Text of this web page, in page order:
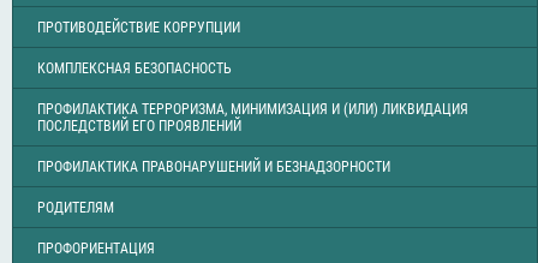
ПРОТИВОДЕЙСТВИЕ КОРРУПЦИИ
КОМПЛЕКСНАЯ БЕЗОПАСНОСТЬ
ПРОФИЛАКТИКА ТЕРРОРИЗМА, МИНИМИЗАЦИЯ И (ИЛИ) ЛИКВИДАЦИЯ
ПОСЛЕДСТВИЙ ЕГО ПРОЯВЛЕНИЙ
ПРОФИЛАКТИКА ПРАВОНАРУШЕНИЙ И БЕЗНАДЗОРНОСТИ
РОДИТЕЛЯМ
ПРОФОРИЕНТАЦИЯ